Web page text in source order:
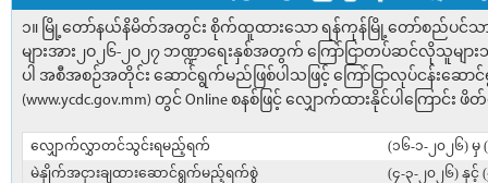
၁။ မြို့တော်နယ်နိမိတ်အတွင်း စိုက်ထူထားသော ရန်ကုန်မြို့တော်စည်ပင်သာ
များအား၂ဝ၂၆-၂ဝ၂၇ ဘဏ္ဍာရေးနှစ်အတွက် ကြော်ငြာတပ်ဆင်လိုသူများ
ပါ အစီအစဉ်အတိုင်း ဆောင်ရွက်မည်ဖြစ်ပါသဖြင့် ကြော်ငြာလုပ်ငန်းဆေ
(www.ycdc.gov.mm) တွင် Online စနစ်ဖြင့် လျှောက်ထားနိုင်ပါကြောင်း
လျှောက်လွှာတင်သွင်းရမည့်ရက်
(၁၆-၁-၂၀၂၆) မှ
မဲနှိုက်အငှားချထားဆောင်ရွက်မည့်ရက်စွဲ
(၄-၃-၂၀၂၆) နှင့်